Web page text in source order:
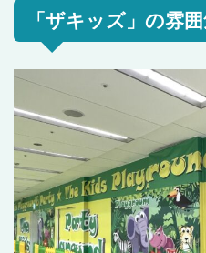
「ザキッズ」の雰